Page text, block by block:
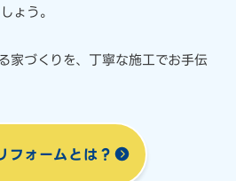
ょう。
家づくりを、 丁寧な施工でお手伝
フォームとは？